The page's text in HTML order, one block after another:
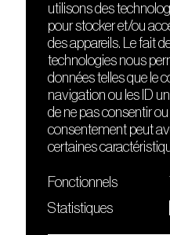
DÉCOUVRIR
Le lieu
Contact
Presse
Cours de DJing
TMLAB
Le Sucre fait partie
utilisons des
pour stocker et/ou
des appareils. Le fait
technologies nous
données telles que le
navigation ou les ID
de ne pas consentir ou
consentement peut
certaines
Fonctionnels
Statistiques